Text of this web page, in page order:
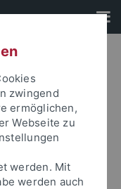
zwingend
ermöglichen,
Webseite zu
werden. Mit
werden auch